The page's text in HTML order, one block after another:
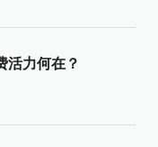
活力何在？